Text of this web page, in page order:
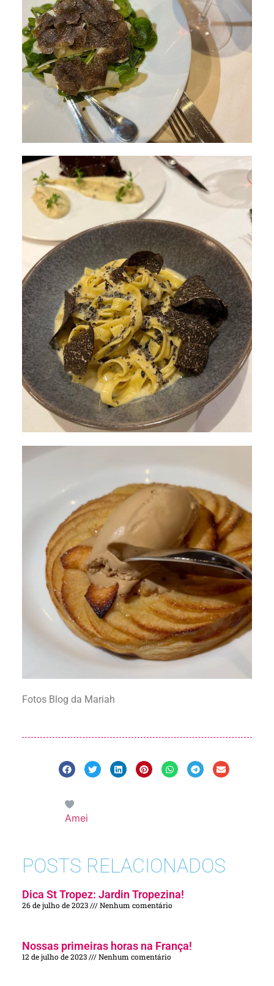
Fotos Blog da Mariah
Amei
POSTS RELACIONADOS
Dica St Tropez: Jardin Tropezina!
26 de julho de 2023 Nenhum comentário
Nossas primeiras horas na França!
12 de julho de 2023 Nenhum comentário